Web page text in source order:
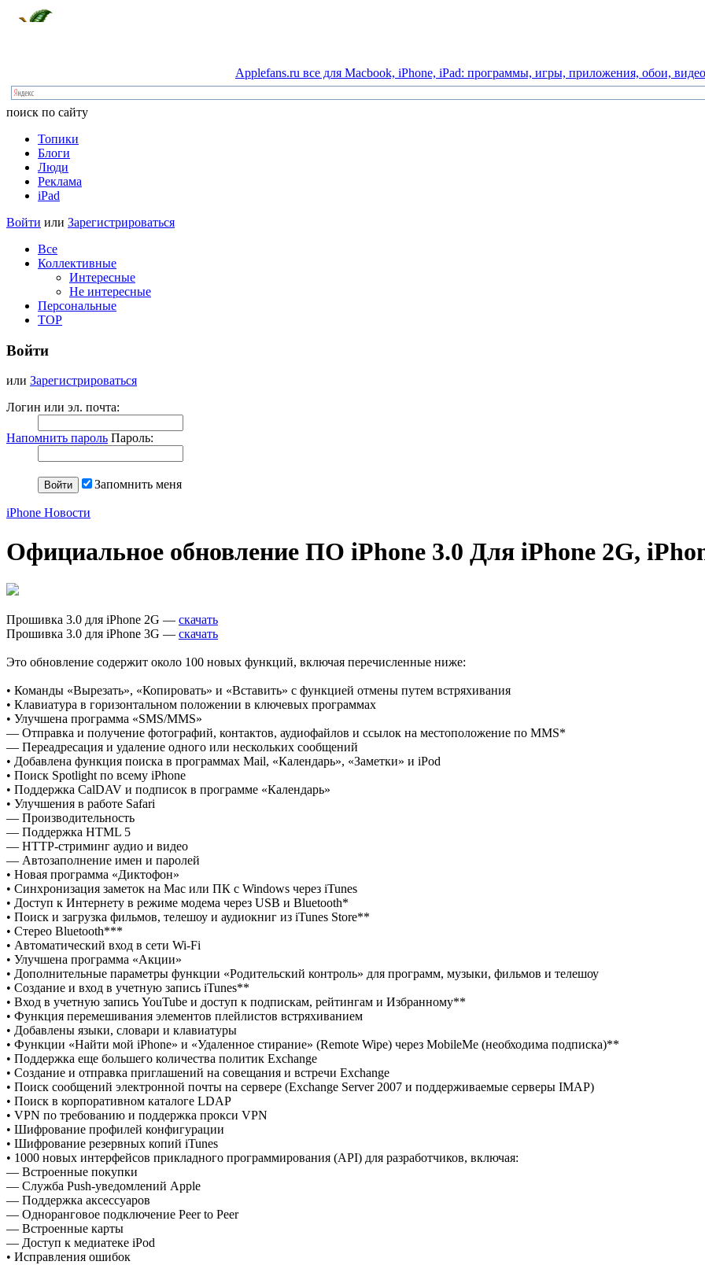
Applefans.ru все для Macbook, iPhone, iPad: программы, игры, приложения, обои, видео
поиск по сайту
Топики
Блоги
Люди
Реклама
iPad
Войти или Зарегистрироваться
Все
Коллективные
Интересные
Не интересные
Персональные
TOP
Войти
или Зарегистрироваться
Логин или эл. почта:
Напомнить пароль Пароль:
Запомнить меня
iPhone Новости
Официальное обновление ПО iPhone 3.0 Для iPhone 2G,
Прошивка 3.0 для iPhone 2G — cкачать
Прошивка 3.0 для iPhone 3G — скачать
Это обновление содержит около 100 новых функций, включая перечисленные ниже:
• Команды «Вырезать», «Копировать» и «Вставить» с функцией отмены путем встряхивания
• Клавиатура в горизонтальном положении в ключевых программах
• Улучшена программа «SMS/MMS»
— Отправка и получение фотографий, контактов, аудиофайлов и ссылок на местоположение по MMS*
— Переадресация и удаление одного или нескольких сообщений
• Добавлена функция поиска в программах Mail, «Календарь», «Заметки» и iPod
• Поиск Spotlight по всему iPhone
• Поддержка CalDAV и подписок в программе «Календарь»
• Улучшения в работе Safari
— Производительность
— Поддержка HTML 5
— HTTP-стриминг аудио и видео
— Автозаполнение имен и паролей
• Новая программа «Диктофон»
• Синхронизация заметок на Mac или ПК с Windows через iTunes
• Доступ к Интернету в режиме модема через USB и Bluetooth*
• Поиск и загрузка фильмов, телешоу и аудиокниг из iTunes Store**
• Стерео Bluetooth***
• Автоматический вход в сети Wi-Fi
• Улучшена программа «Акции»
• Дополнительные параметры функции «Родительский контроль» для программ, музыки, фильмов и телешоу
• Создание и вход в учетную запись iTunes**
• Вход в учетную запись YouTube и доступ к подпискам, рейтингам и Избранному**
• Функция перемешивания элементов плейлистов встряхиванием
• Добавлены языки, словари и клавиатуры
• Функции «Найти мой iPhone» и «Удаленное стирание» (Remote Wipe) через MobileMe (необходима подписка)**
• Поддержка еще большего количества политик Exchange
• Создание и отправка приглашений на совещания и встречи Exchange
• Поиск сообщений электронной почты на сервере (Exchange Server 2007 и поддерживаемые серверы IMAP)
• Поиск в корпоративном каталоге LDAP
• VPN по требованию и поддержка прокси VPN
• Шифрование профилей конфигурации
• Шифрование резервных копий iTunes
• 1000 новых интерфейсов прикладного программирования (API) для разработчиков, включая:
— Встроенные покупки
— Служба Push-уведомлений Apple
— Поддержка аксессуаров
— Одноранговое подключение Peer to Peer
— Встроенные карты
— Доступ к медиатеке iPod
• Исправления ошибок